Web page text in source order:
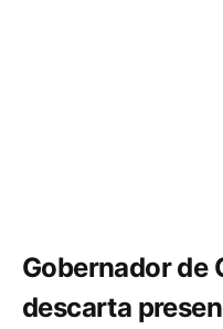
Gobernador de
descarta